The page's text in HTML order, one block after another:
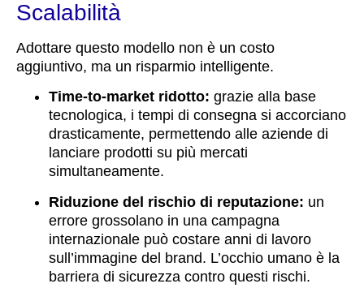
Scalabilità
Adottare questo modello non è un costo
aggiuntivo, ma un risparmio intelligente.
Time-to-market ridotto: grazie alla base
tecnologica, i tempi di consegna si accorciano
drasticamente, permettendo alle aziende di
lanciare prodotti su più mercati
simultaneamente.
Riduzione del rischio di reputazione: un
errore grossolano in una campagna
internazionale può costare anni di lavoro
sull’immagine del brand. L’occhio umano è la
barriera di sicurezza contro questi rischi.